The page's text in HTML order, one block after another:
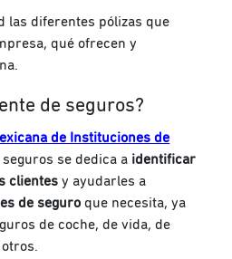
las diferentes pólizas que
qué ofrecen y
de seguros?
de Instituciones de
se dedica a identificar
clientes y ayudarles a
de seguro que necesita, ya
de coche, de vida, de